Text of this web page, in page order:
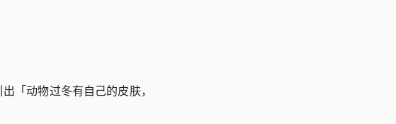
「动物过冬有自己的皮肤，